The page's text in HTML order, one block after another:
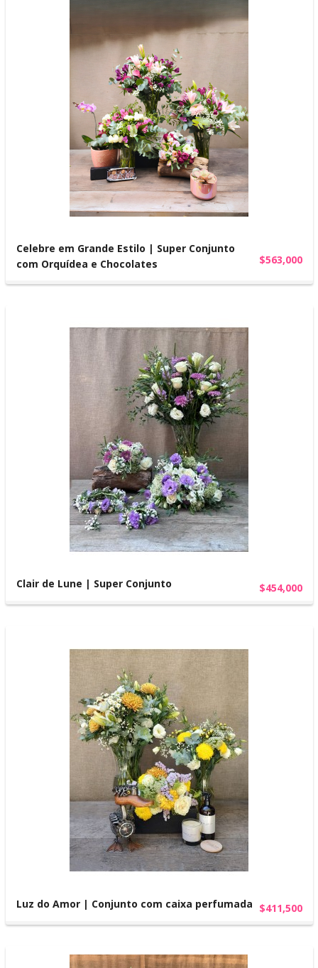
Celebre em Grande Estilo | Super Conjunto
com Orquídea e Chocolates
$563,000
Clair de Lune | Super Conjunto $454,000
Luz do Amor | Conjunto com caixa perfumada $411,500